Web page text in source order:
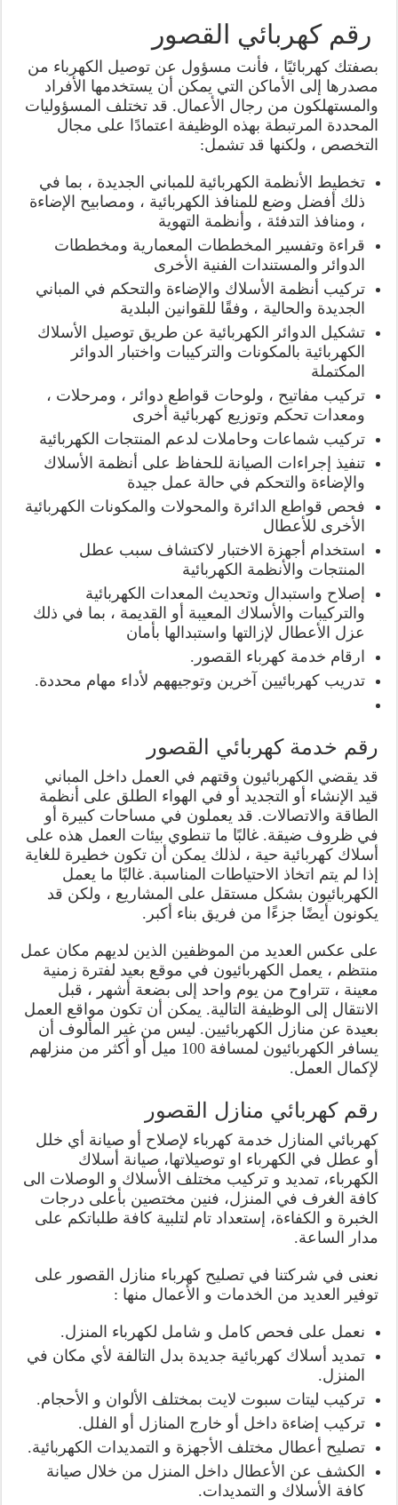
رقم كهربائي القصور
بصفتك كهربائيًا ، فأنت مسؤول عن توصيل الكهرباء من
مصدرها إلى الأماكن التي يمكن أن يستخدمها الأفراد
والمستهلكون من رجال الأعمال. قد تختلف المسؤوليات
المحددة المرتبطة بهذه الوظيفة اعتمادًا على مجال
التخصص ، ولكنها قد تشمل:
تخطيط الأنظمة الكهربائية للمباني الجديدة ، بما في
ذلك أفضل وضع للمنافذ الكهربائية ، ومصابيح الإضاءة
، ومنافذ التدفئة ، وأنظمة التهوية
قراءة وتفسير المخططات المعمارية ومخططات
الدوائر والمستندات الفنية الأخرى
تركيب أنظمة الأسلاك والإضاءة والتحكم في المباني
الجديدة والحالية ، وفقًا للقوانين البلدية
تشكيل الدوائر الكهربائية عن طريق توصيل الأسلاك
الكهربائية بالمكونات والتركيبات واختبار الدوائر
المكتملة
تركيب مفاتيح ، ولوحات قواطع دوائر ، ومرحلات ،
ومعدات تحكم وتوزيع كهربائية أخرى
تركيب شماعات وحاملات لدعم المنتجات الكهربائية
تنفيذ إجراءات الصيانة للحفاظ على أنظمة الأسلاك
والإضاءة والتحكم في حالة عمل جيدة
فحص قواطع الدائرة والمحولات والمكونات الكهربائية
الأخرى للأعطال
استخدام أجهزة الاختبار لاكتشاف سبب عطل
المنتجات والأنظمة الكهربائية
إصلاح واستبدال وتحديث المعدات الكهربائية
والتركيبات والأسلاك المعيبة أو القديمة ، بما في ذلك
عزل الأعطال لإزالتها واستبدالها بأمان
ارقام خدمة كهرباء القصور.
تدريب كهربائيين آخرين وتوجيههم لأداء مهام محددة.
رقم خدمة كهربائي القصور
قد يقضي الكهربائيون وقتهم في العمل داخل المباني
قيد الإنشاء أو التجديد أو في الهواء الطلق على أنظمة
الطاقة والاتصالات. قد يعملون في مساحات كبيرة أو
في ظروف ضيقة. غالبًا ما تنطوي بيئات العمل هذه على
أسلاك كهربائية حية ، لذلك يمكن أن تكون خطيرة للغاية
إذا لم يتم اتخاذ الاحتياطات المناسبة. غالبًا ما يعمل
الكهربائيون بشكل مستقل على المشاريع ، ولكن قد
يكونون أيضًا جزءًا من فريق بناء أكبر.
على عكس العديد من الموظفين الذين لديهم مكان عمل
منتظم ، يعمل الكهربائيون في موقع بعيد لفترة زمنية
معينة ، تتراوح من يوم واحد إلى بضعة أشهر ، قبل
الانتقال إلى الوظيفة التالية. يمكن أن تكون مواقع العمل
بعيدة عن منازل الكهربائيين. ليس من غير المألوف أن
يسافر الكهربائيون لمسافة 100 ميل أو أكثر من منزلهم
لإكمال العمل.
رقم كهربائي منازل القصور
كهربائي المنازل خدمة كهرباء لإصلاح أو صيانة أي خلل
أو عطل في الكهرباء او توصيلاتها، صيانة أسلاك
الكهرباء، تمديد و تركيب مختلف الأسلاك و الوصلات الى
كافة الغرف في المنزل، فنين مختصين بأعلى درجات
الخبرة و الكفاءة، إستعداد تام لتلبية كافة طلباتكم على
مدار الساعة.
نعنى في شركتنا في تصليح كهرباء منازل القصور على
توفير العديد من الخدمات و الأعمال منها :
نعمل على فحص كامل و شامل لكهرباء المنزل.
تمديد أسلاك كهربائية جديدة بدل التالفة لأي مكان في
المنزل.
تركيب ليتات سبوت لايت بمختلف الألوان و الأحجام.
تركيب إضاءة داخل أو خارج المنازل أو الفلل.
تصليح أعطال مختلف الأجهزة و التمديدات الكهربائية.
الكشف عن الأعطال داخل المنزل من خلال صيانة
كافة الأسلاك و التمديدات.